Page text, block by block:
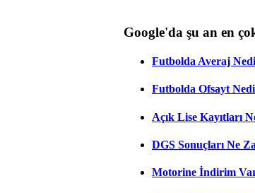
Google'da şu an en
Futbolda Averaj
Futbolda Ofsayt
Açık Lise Kayıtları
DGS Sonuçları Ne
Motorine İndirim